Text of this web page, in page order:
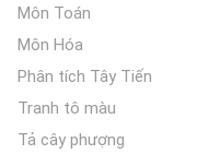
Môn Toán
Môn Hóa
Phân tích Tây Tiến
Tranh tô màu
Tả cây phượng